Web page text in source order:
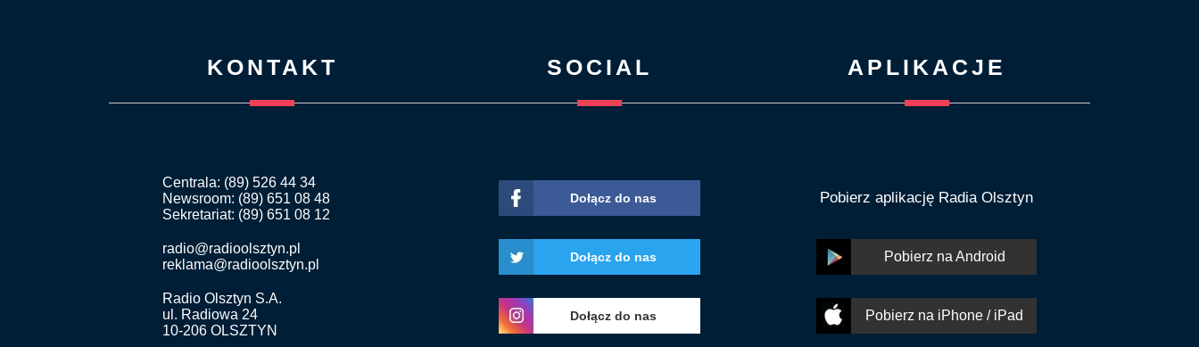
KONTAKT
Centrala: (89) 526 44 34
Newsroom: (89) 651 08 48
Sekretariat: (89) 651 08 12
radio@radioolsztyn.pl
reklama@radioolsztyn.pl
Radio Olsztyn S.A.
ul. Radiowa 24
10-206 OLSZTYN
SOCIAL
Dołącz do nas
Dołącz do nas
Dołącz do nas
APLIKACJE
Pobierz aplikację Radia Olsztyn
Pobierz na Android
Pobierz na iPhone / iPad